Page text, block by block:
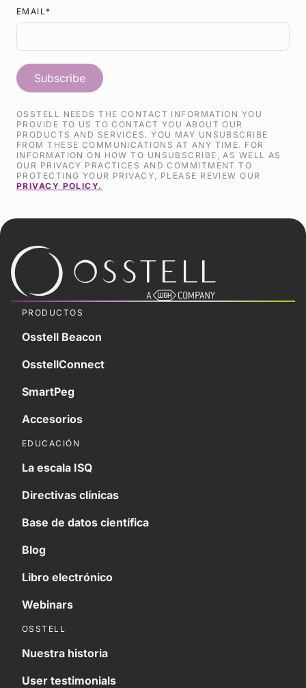
EMAIL*
OSSTELL NEEDS THE CONTACT INFORMATION YOU
PROVIDE TO US TO CONTACT YOU ABOUT OUR
PRODUCTS AND SERVICES. YOU MAY UNSUBSCRIBE
FROM THESE COMMUNICATIONS AT ANY TIME. FOR
INFORMATION ON HOW TO UNSUBSCRIBE, AS WELL AS
OUR PRIVACY PRACTICES AND COMMITMENT TO
PROTECTING YOUR PRIVACY, PLEASE REVIEW OUR
PRIVACY POLICY.
PRODUCTOS
Osstell Beacon
OsstellConnect
SmartPeg
Accesorios
EDUCACIÓN
La escala ISQ
Directivas clínicas
Base de datos científica
Blog
Libro electrónico
Webinars
OSSTELL
Nuestra historia
User testimonials